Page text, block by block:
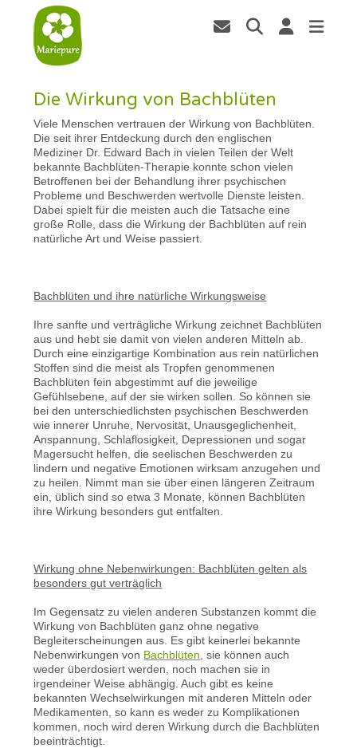
Die Wirkung von Bachblüten
Viele Menschen vertrauen der Wirkung von Bachblüten.
Die seit ihrer Entdeckung durch den englischen
Mediziner Dr. Edward Bach in vielen Teilen der Welt
bekannte Bachblüten-Therapie konnte schon vielen
Betroffenen bei der Behandlung ihrer psychischen
Probleme und Beschwerden wertvolle Dienste leisten.
Dabei spielt für die meisten auch die Tatsache eine
große Rolle, dass die Wirkung der Bachblüten auf rein
natürliche Art und Weise passiert.
Bachblüten und ihre natürliche Wirkungsweise
Ihre sanfte und verträgliche Wirkung zeichnet Bachblüten
aus und hebt sie damit von vielen anderen Mitteln ab.
Durch eine einzigartige Kombination aus rein natürlichen
Stoffen sind die meist als Tropfen genommenen
Bachblüten fein abgestimmt auf die jeweilige
Gefühlsebene, auf der sie wirken sollen. So können sie
bei den unterschiedlichsten psychischen Beschwerden
wie innerer Unruhe, Nervosität, Unausgeglichenheit,
Anspannung, Schlaflosigkeit, Depressionen und sogar
Magersucht helfen, die seelischen Beschwerden zu
lindern und negative Emotionen wirksam anzugehen und
zu heilen. Nimmt man sie über einen längeren Zeitraum
ein, üblich sind so etwa 3 Monate, können Bachblüten
ihre Wirkung besonders gut entfalten.
Wirkung ohne Nebenwirkungen: Bachblüten gelten als
besonders gut verträglich
Im Gegensatz zu vielen anderen Substanzen kommt die
Wirkung von Bachblüten ganz ohne negative
Begleiterscheinungen aus. Es gibt keinerlei bekannte
Nebenwirkungen von Bachblüten , sie können auch
weder überdosiert werden, noch machen sie in
irgendeiner Weise abhängig. Auch gibt es keine
bekannten Wechselwirkungen mit anderen Mitteln oder
Medikamenten, so kann es weder zu Komplikationen
kommen, noch wird deren Wirkung durch die Bachblüten
beeinträchtigt.